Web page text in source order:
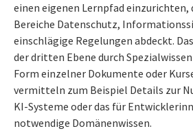
einen eigenen Lernpfad einzurichten,
Bereiche Datenschutz,
einschlägige Regelungen abdeckt.
der dritten Ebene durch
Form einzelner Dokumente oder
vermitteln zum Beispiel Details zur
KI-Systeme oder das für
notwendige Domänenwissen.